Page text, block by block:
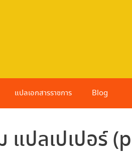
แปลเอกสารราชการ Blog
แปลเปเปอร์